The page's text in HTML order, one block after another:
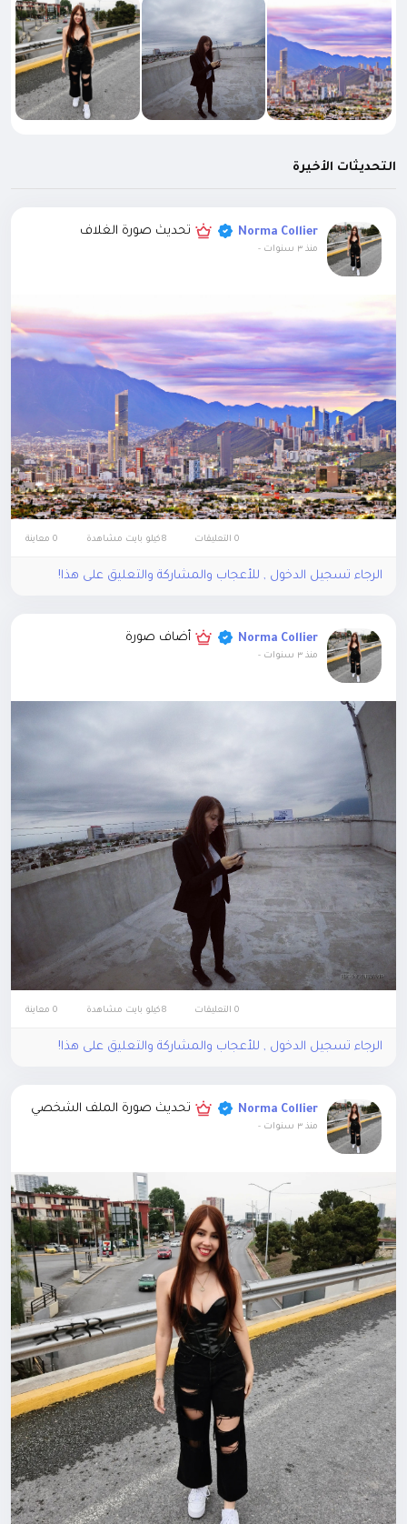
التحديثات الأخيرة
Norma Collier تحديث صورة الغلاف
منذ ٣ سنوات -
0 التعليقات 0 معاينة
الرجاء تسجيل الدخول , للأعجاب والمشاركة والتعليق على هذا!
Norma Collier أضاف صورة
منذ ٣ سنوات -
0 التعليقات 0 معاينة
الرجاء تسجيل الدخول , للأعجاب والمشاركة والتعليق على هذا!
Norma Collier تحديث صورة الملف الشخصي
منذ ٣ سنوات -